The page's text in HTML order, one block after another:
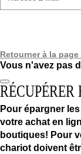
Retourner à la
Vous n'avez pas
Pour épargner
votre achat en
boutiques! Pour
chariot doivent